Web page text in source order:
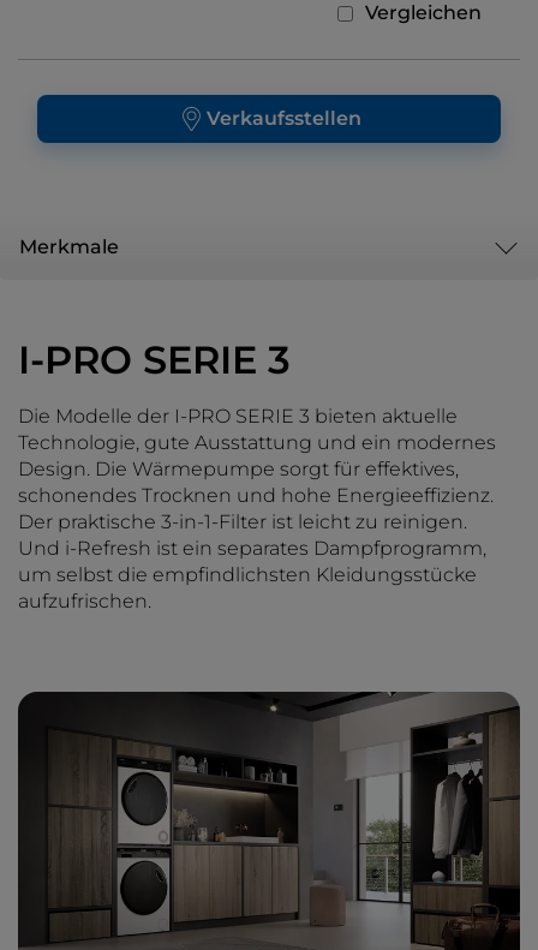
Vergleichen
Verkaufsstellen
Merkmale
I-PRO SERIE 3
Die Modelle der I-PRO SERIE 3 bieten aktuelle
Technologie, gute Ausstattung und ein modernes
Design. Die Wärmepumpe sorgt für effektives,
schonendes Trocknen und hohe Energieeffizienz.
Der praktische 3-in-1-Filter ist leicht zu reinigen.
Und i-Refresh ist ein separates Dampfprogramm,
um selbst die empfindlichsten Kleidungsstücke
aufzufrischen.